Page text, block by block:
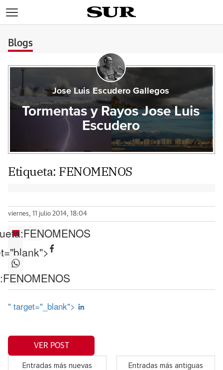
Blogs
Jose Luis Escudero Gallegos
Tormentas y Rayos Jose Luis
Escudero
Etiqueta: FENOMENOS
viernes, 11 julio 2014, 18:04
FENOMENOS
FENOMENOS
" target="_blank">
VER POST
Entradas más nuevas Entradas más antiguas